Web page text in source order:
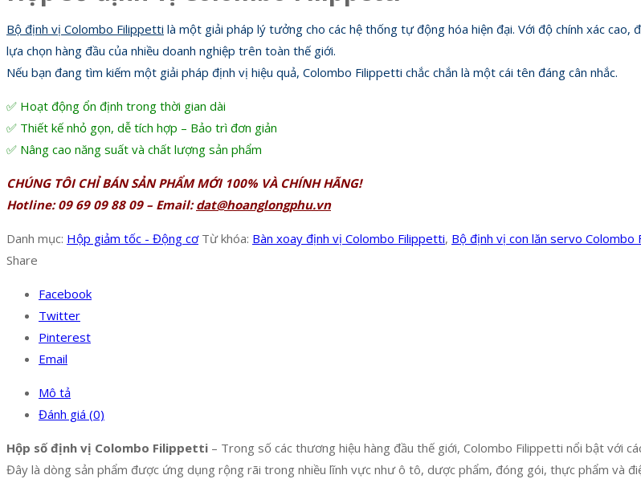
Bộ định vị Colombo Filippetti là một giải pháp lý tưởng cho các hệ thống tự động hóa hiện đại. Với độ chính xác
lựa chọn hàng đầu của nhiều doanh nghiệp trên toàn thế giới.
Nếu bạn đang tìm kiếm một giải pháp định vị hiệu quả, Colombo Filippetti chắc chắn là một cái tên đáng cân nhắc.
✅ Hoạt động ổn định trong thời gian dài
✅ Thiết kế nhỏ gọn, dễ tích hợp – Bảo trì đơn giản
✅ Nâng cao năng suất và chất lượng sản phẩm
CHÚNG TÔI CHỈ BÁN SẢN PHẨM MỚI 100% VÀ CHÍNH HÃNG!
Hotline: 09 69 09 88 09 – Email:dat@hoanglongphu.vn
Danh mục: Hộp giảm tốc - Động cơ Từ khóa: Bàn xoay định vị Colombo Filippetti, Bộ định vị con lăn servo Colombo
Share
Facebook
Twitter
Pinterest
Email
Mô tả
Đánh giá (0)
Hộp số định vị Colombo Filippetti – Trong số các thương hiệu hàng đầu thế giới, Colombo Filippetti nổi bật với
Đây là dòng sản phẩm được ứng dụng rộng rãi trong nhiều lĩnh vực như ô tô, dược phẩm, đóng gói, thực phẩm và